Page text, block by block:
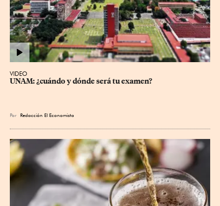
VIDEO
UNAM: ¿cuándo y dónde será tu examen?
Por Redacción El Economista